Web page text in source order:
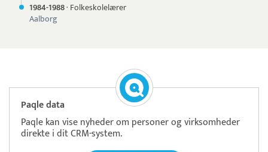
1984-1988· Folkeskolelærer
Aalborg
Paqle data
Paqle kan vise nyheder om personer og virksomheder
direkte i dit CRM-system.